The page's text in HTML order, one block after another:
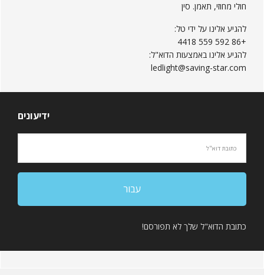
חולי מחוזי, תאמן. סין
להגיע אלינו על ידי טל:
+86 592 559 4418
להגיע אלינו באמצעות הדוא"ל:
ledlight@saving-star.com
ידיעונים
כתובת הדוא"ל שלך לא תפורסם!